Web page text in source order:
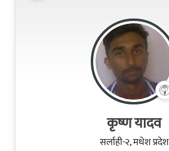
कृष्ण यादव
सर्लाही-२, मधेश प्रदेश